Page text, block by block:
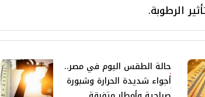
الرطوبة.
حالة الطقس اليوم في مصر..
أجواء شديدة الحرارة وشبورة